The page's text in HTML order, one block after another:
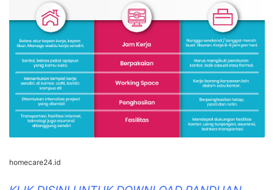
www.beautynesia.id
KLIK DISINI UNTUK DOWNLOAD PANDUAN
AFFILIATE MARKETING >>>
Pekerjaan Freelance Adalah –
Homecare24